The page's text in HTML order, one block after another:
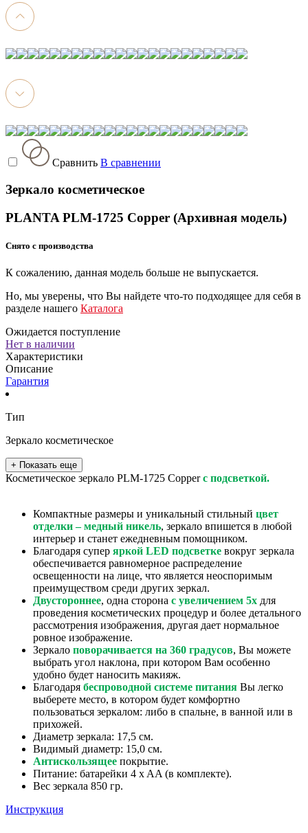
Сравнить В сравнении
Зеркало косметическое
PLANTA PLM-1725 Copper (Архивная модель)
Снято с производства
К сожалению, данная модель больше не выпускается.
Но, мы уверены, что Вы найдете что-то подходящее для себя в
разделе нашего Каталога
Ожидается поступление
Нет в наличии
Характеристики
Описание
Гарантия
Тип
Зеркало косметическое
+ Показать еще
Косметическое зеркало PLM-1725 Copperс подсветкой.
Компактные размеры и уникальный стильный цвет
отделки – медный никель, зеркало впишется в любой
интерьер и станет ежедневным помощником.
Благодаря супер яркой LED подсветке вокруг зеркала
обеспечивается равномерное распределение
освещенности на лице, что является неоспоримым
преимуществом среди других зеркал.
Двустороннее, одна сторона с увеличением 5х для
проведения косметических процедур и более детального
рассмотрения изображения, другая дает нормальное
ровное изображение.
Зеркало поворачивается на 360 градусов, Вы можете
выбрать угол наклона, при котором Вам особенно
удобно будет наносить макияж.
Благодаря беспроводной системе питания Вы легко
выберете место, в котором будет комфортно
пользоваться зеркалом: либо в спальне, в ванной или в
прихожей.
Диаметр зеркала: 17,5 cм.
Видимый диаметр: 15,0 см.
Антискользящее покрытие.
Питание: батарейки 4 x AA (в комплекте).
Вес зеркала 850 гр.
Инструкция